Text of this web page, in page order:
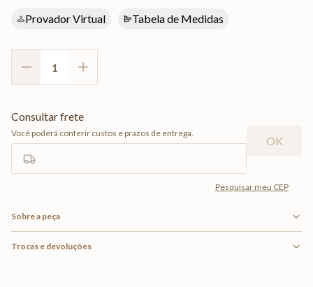
Provador Virtual Tabela de Medidas
Sobre a peça
Trocas e devoluções